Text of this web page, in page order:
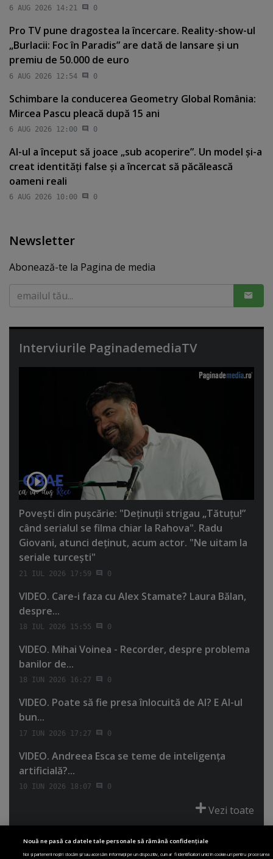
6 AUG 2026 14:21 0
Pro TV pune dragostea la încercare. Reality-show-ul
„Burlacii: Foc în Paradis” are dată de lansare şi un
premiu de 50.000 de euro
6 AUG 2026 12:54 0
Schimbare la conducerea Geometry Global România:
Mircea Pascu pleacă după 15 ani
6 AUG 2026 12:00 0
AI-ul a început să joace „sub acoperire”. Un model şi-a
creat identităţi false şi a încercat să păcălească
oameni reali
6 AUG 2026 10:00 0
Newsletter
Abonează-te la Pagina de media
Interviurile PaginademediaTV
Poveşti din puşcărie: "Deţinuţii strigau „Tătuţu!”
când serialul se filma chiar la Rahova". Radu
Giovani, atunci deţinut, acum actor. "Ne uitam la
seriale turceşti"
21 IUL 2026 17:59 0
VIDEO. Care-i faza cu Alex Stamate? Laura Bălan,
despre...
18 IUL 2026 15:55 0
VIDEO. Mihai Voinea - Recorder, despre problema
banilor de...
18 IUN 2026 16:27 0
VIDEO. Poate să fie presa înlocuită de AI? E AI-ul
bun...
17 IUN 2026 17:27 0
VIDEO. Andreea Esca se teme de inteligenţa
artificială?...
10 IUN 2026 18:07 0
Vezi toate
Nouă ne pasă ca datele tale personale să rămână confidențiale
Noi și partenerii noștri stocăm și/sau accesăm informații pe un dispozitiv, cum ar fi identificatori unici în cookie-uri pentru procesarea